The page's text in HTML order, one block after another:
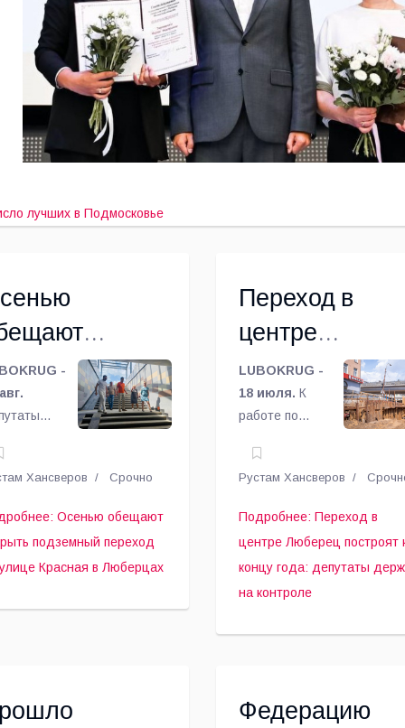
лучших в Подмосковье
на
Красная в
-
и
держат
Хансверов Срочно
Осенью обещают
подземный переход
Красная в Люберцах
Переход в
центре
Люберец
построят к
концу года:
депутаты
держат на
контроле
LUBOKRUG -
18 июля. К
работе по
инженерных
коммуникаций
специалисты в
ходе
строительства
подземного
проспекта и
Рустам Хансверов
Подробнее: Переход в
центре Люберец построят
концу года: депутаты
на контроле
Федерацию